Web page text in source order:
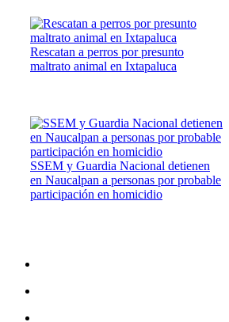
Rescatan a perros por presunto
maltrato animal en Ixtapaluca
SSEM y Guardia Nacional detienen
en Naucalpan a personas por probable
participación en homicidio